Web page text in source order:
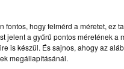
hogy felmérd a méretet, ez
jelent a gyűrű pontos méretének a
is készül. És sajnos, ahogy az
megállapításánál.